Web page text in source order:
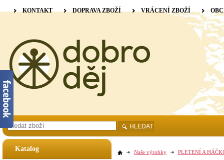
Katalog Naše výrobky PLETENÍ A
KONTAKT DOPRAVA ZBOŽÍ VRÁCENÍ ZBOŽÍ
HLEDAT